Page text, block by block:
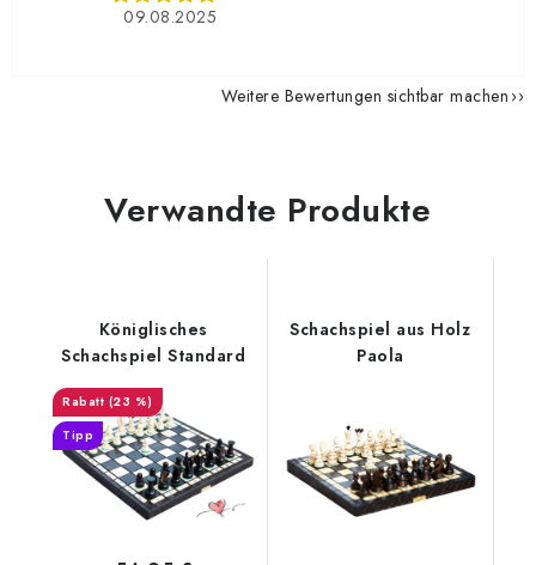
09.08.2025
Weitere Bewertungen sichtbar machen
Verwandte Produkte
Königlisches
Schachspiel Standard
(23 %)
Tipp
Schachspiel aus Holz
Paola